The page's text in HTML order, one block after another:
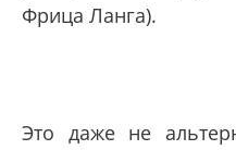
Фрица Ланга).
Это даже не